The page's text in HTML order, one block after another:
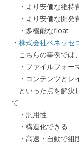
・より安価な維持
・より安価な開発
・多機能なfloat
・ 株式会社ベネッセ
こちらの事例では
・ファイルフォー
・コンテンツとレ
といった点を解決
て
・汎用性
・構造化できる
・高速・自動で組